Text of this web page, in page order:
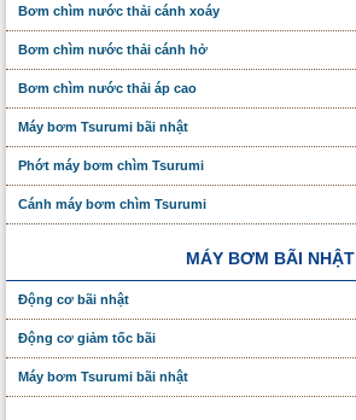
Bơm chìm nước thải cánh xoáy
Bơm chìm nước thải cánh hở
Bơm chìm nước thải áp cao
Máy bơm Tsurumi bãi nhật
Phớt máy bơm chìm Tsurumi
Cánh máy bơm chìm Tsurumi
MÁY BƠM BÃI NHẬT
Động cơ bãi nhật
Động cơ giảm tốc bãi
Máy bơm Tsurumi bãi nhật